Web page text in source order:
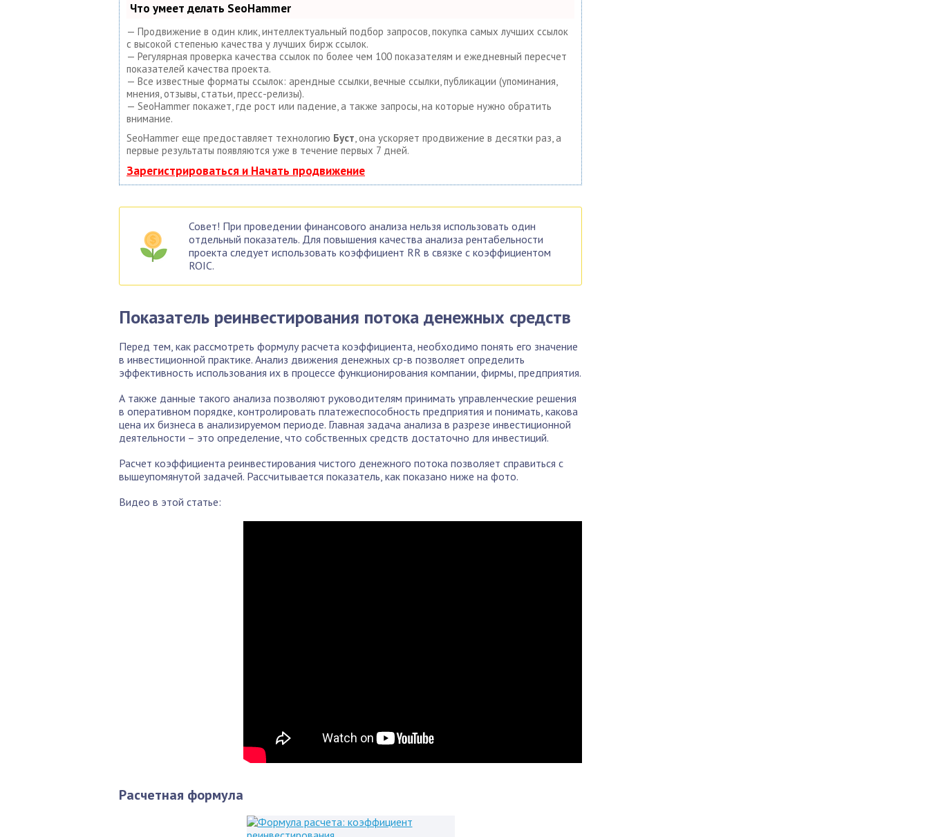
Что умеет делать SeoHammer
— Продвижение в один клик, интеллектуальный подбор запросов, покупка самых лучших ссылок
с высокой степенью качества у лучших бирж ссылок.
— Регулярная проверка качества ссылок по более чем 100 показателям и ежедневный пересчет
показателей качества проекта.
— Все известные форматы ссылок: арендные ссылки, вечные ссылки, публикации (упоминания,
мнения, отзывы, статьи, пресс-релизы).
— SeoHammer покажет, где рост или падение, а также запросы, на которые нужно обратить
внимание.
SeoHammer еще предоставляет технологию Буст, она ускоряет продвижение в десятки раз, а
первые результаты появляются уже в течение первых 7 дней.
Зарегистрироваться и Начать продвижение
Совет! При проведении финансового анализа нельзя использовать один
отдельный показатель. Для повышения качества анализа рентабельности
проекта следует использовать коэффициент RR в связке с коэффициентом
ROIC.
Показатель реинвестирования потока денежных средств
Перед тем, как рассмотреть формулу расчета коэффициента, необходимо понять его значение
в инвестиционной практике. Анализ движения денежных ср-в позволяет определить
эффективность использования их в процессе функционирования компании, фирмы, предприятия.
А также данные такого анализа позволяют руководителям принимать управленческие решения
в оперативном порядке, контролировать платежеспособность предприятия и понимать, какова
цена их бизнеса в анализируемом периоде. Главная задача анализа в разрезе инвестиционной
деятельности – это определение, что собственных средств достаточно для инвестиций.
Расчет коэффициента реинвестирования чистого денежного потока позволяет справиться с
вышеупомянутой задачей. Рассчитывается показатель, как показано ниже на фото.
Видео в этой статье:
Расчетная формула